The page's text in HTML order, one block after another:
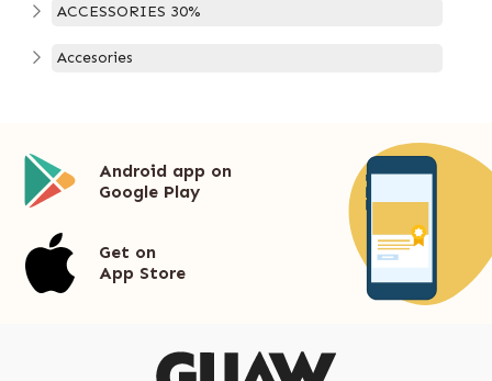
ACCESSORIES 30%
Accesories
Android app on
Google Play
Get on
App Store